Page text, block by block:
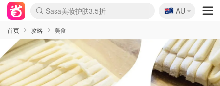
lululemon折扣上新
Sasa美妆护肤3.5折
SSENSE年中3折
FreshBeauty好价汇总
Cettire降价+叠9折
Farfetch折上8折
WWS Coles超市实拍
viagogo二手票捡漏
Myer清仓1折起
The Outnet奢牌1折起
David Jones 3折起
Flannels大牌1折
Perfumes Club护肤1折
AMIRO返校季6.2折
Oweek抽奖送Airpods
Amazon折扣汇总
eToro入金$200送$50
Amazon数码好物
ICONIC本周7.5折
ThedoubleF高奢地板价
Moose Knuckles 6折
丝芙兰5折起
EUFY官网3.7折起
Selenichast首饰2折
Trip机票酒店促销
YSL送5件彩妆礼
Amazon家居好物
BIGBANG巡演开票
David Jones时尚3折
Amazon美妆护肤
雅漾大喷$8
过敏原检测盒$33
伊索独家赠50ml沐浴露
科颜氏清仓3折
SEALIFE海洋馆门票6折
丝塔芙大白罐$16
订阅Newsletter送香薰
Cult Beauty 6.8折
Harrods圣诞日历2.3折
LN-CC奢牌私促3折
d'Alba空姐喷雾$16
EVE LOM套装逆天2折
Bernardelli独家4折
Adore Beauty 6折起
CT圣诞日历
Mytheresa奢品2.7折
Luxury Escapes 9折
Currentbody美容仪9折
MOON Garden Live
ALLSAINTS美衣3折
Roborock扫地机3.7折
Tingo Life水杯$24
Valentino官网5折
CR洗发护发6.3折
🇦🇺
AU
首页 攻略 美食